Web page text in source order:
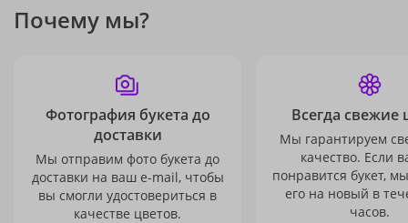
Почему мы?
Фотография букета до
доставки
Мы отправим фото букета до
доставки на ваш e-mail, чтобы
вы смогли удостовериться в
качестве цветов.
Всегда свежие
Мы гарантируем
качество. Если
понравится букет,
его на новый в
часов.